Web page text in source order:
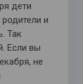
дети
и
Так
Если вы
не